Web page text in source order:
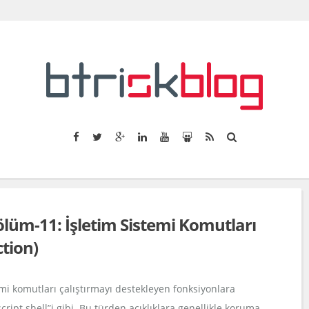
11: İşletim Sistemi Komutları
çalıştırmayı destekleyen fonksiyonlara